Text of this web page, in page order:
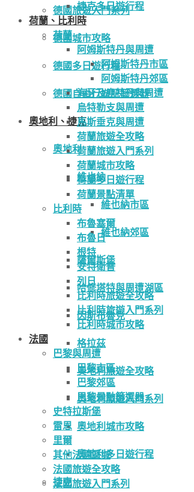
德國旅遊入門系列
德國城市攻略
德國多日遊行程
德國自由行遊記篩選器
奧地利、捷克
奧地利
維也納
維也納市區
維也納郊區
薩爾斯堡
哈修塔特與周遭湖區
因斯布魯克
格拉茲
奧地利旅遊全攻略
奧地利旅遊入門系列
奧地利城市攻略
奧地利多日遊行程
捷克
捷克多日遊行程
荷蘭、比利時
荷蘭
阿姆斯特丹與周遭
阿姆斯特丹市區
阿姆斯特丹郊區
海牙及鹿特丹與周遭
烏特勒支與周遭
馬斯垂克與周遭
荷蘭旅遊全攻略
荷蘭旅遊入門系列
荷蘭城市攻略
荷蘭多日遊行程
荷蘭景點清單
比利時
布魯塞爾
布魯日
根特
安特衛普
列日
比利時旅遊全攻略
比利時旅遊入門系列
比利時城市攻略
法國
巴黎與周遭
巴黎市區
巴黎郊區
巴黎景點篩選器
史特拉斯堡
雷恩
里爾
其他法國區域
法國旅遊全攻略
法國旅遊入門系列